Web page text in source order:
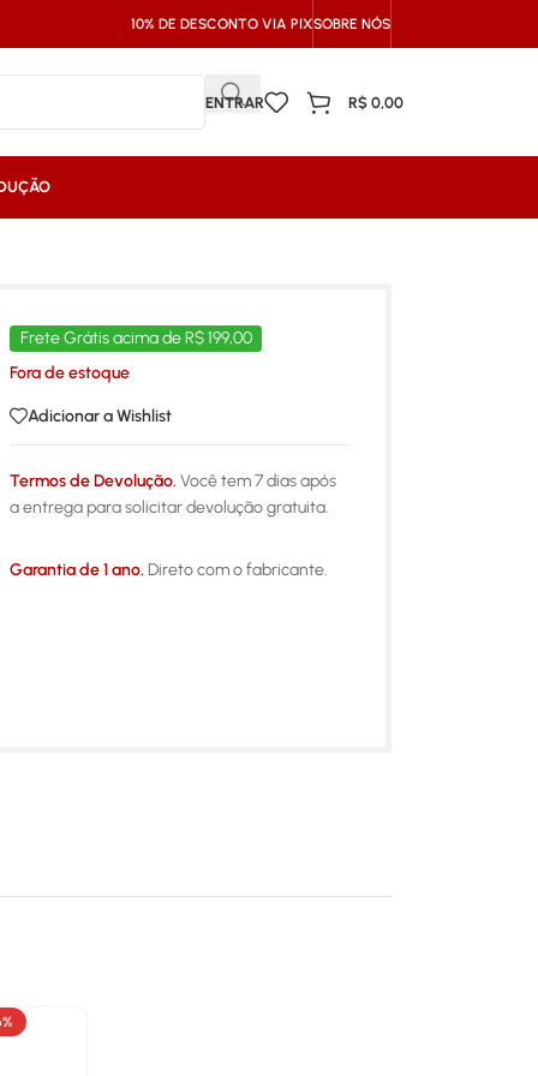
10% DE DESCONTO VIA PIXSOBRE NÓS
ENTRAR R$ 0,00
Frete Grátis acima de R$ 199,00
Fora de estoque
Adicionar a Wishlist
Termos de Devolução. Você tem 7 dias após
a entrega para solicitar devolução gratuita.
Garantia de 1 ano. Direto com o fabricante.